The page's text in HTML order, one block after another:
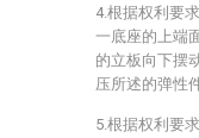
4.根据权利要
一底座的上端
的立板向下摆
压所述的弹性
5.根据权利要